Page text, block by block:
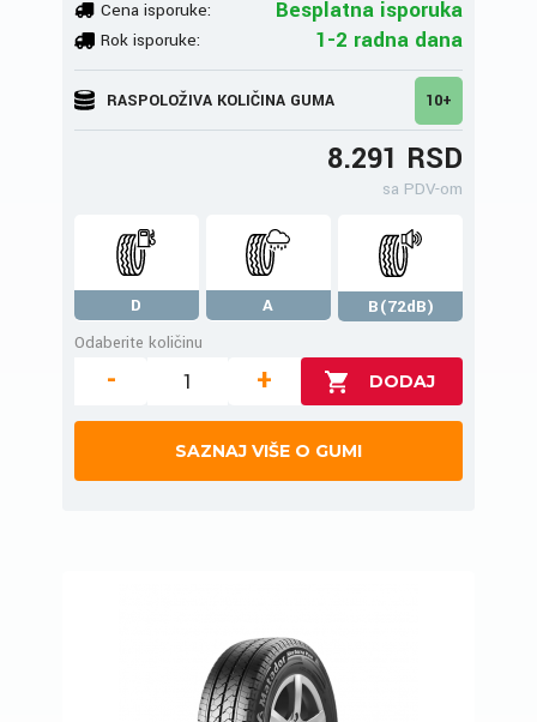
Cena isporuke: Besplatna isporuka
Rok isporuke: 1-2 radna dana
RASPOLOŽIVA KOLIČINA GUMA 10+
8.291 RSD
sa PDV-om
D A
B(72dB)
Odaberite količinu
- +
SAZNAJ VIŠE O GUMI